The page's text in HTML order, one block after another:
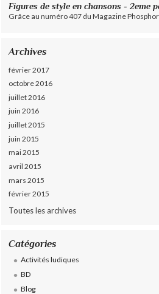
Figures de style en chansons - 2eme
Grâce au numéro 407 du Magazine
Archives
février 2017
octobre 2016
juillet 2016
juin 2016
juillet 2015
juin 2015
mai 2015
avril 2015
mars 2015
février 2015
Toutes les archives
Catégories
Activités ludiques
BD
Blog